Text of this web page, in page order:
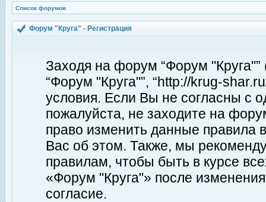
Список форумов
Форум "Круга" - Регистрация
Заходя на форум “Форум
“Форум "Круга"”, “http://krug-
условия. Если Вы не согласны с
пожалуйста, не заходите на
право изменить данные правила
Вас об этом. Также, мы
правилам, чтобы быть в курсе
«Форум "Круга"» после
согласие.